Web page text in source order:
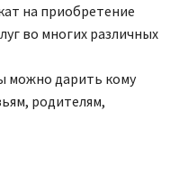
на приобретение
во многих различных
можно дарить кому
родителям,